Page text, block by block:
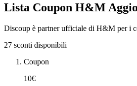
Lista Coupon H&M
Discoup è partner ufficiale di H&M per i
27 sconti disponibili
Coupon
10€